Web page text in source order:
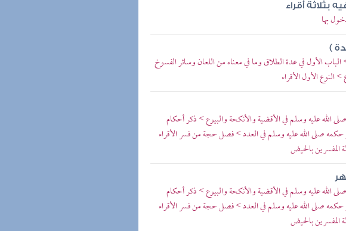
بثلاثة أقراء
بها
)
الأول في عدة الطلاق وما في معناه من اللعان وسائر الفسوخ
النوع الأول الأقراء
الله عليه وسلم في الأقضية والأنكحة والبيوع > ذكر أحكام
صلى الله عليه وسلم في العدد > فصل حجة من فسر الأقراء
المفسرين بالحيض
الله عليه وسلم في الأقضية والأنكحة والبيوع > ذكر أحكام
صلى الله عليه وسلم في العدد > فصل حجة من فسر الأقراء
المفسرين بالحيض